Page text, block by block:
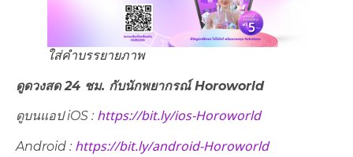
ใส่คำบรรยายภาพ
ดูดวงสด 24 ชม. กับนักพยากรณ์ Horoworld
ดูบนแอป iOS : https://bit.ly/ios-Horoworld
Android : https://bit.ly/android-Horoworld